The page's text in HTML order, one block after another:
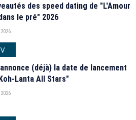
des speed dating de "L'Amour
le pré" 2026
(déjà) la date de lancement
Lanta All Stars"